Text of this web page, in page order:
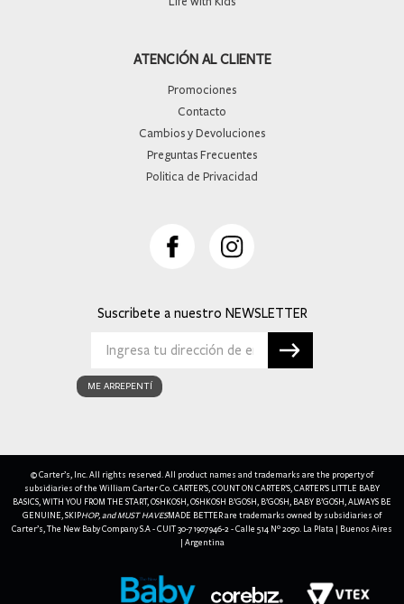
ATENCIÓN AL CLIENTE
Promociones
Contacto
Cambios y Devoluciones
Preguntas Frecuentes
Politica de Privacidad
Suscribete a nuestro
ME ARREPENTÍ
© Carter’s, Inc. All rights reserved. All product names and trademarks are the property of
subsidiaries of the William Carter Co. CARTER’S, COUNT ON CARTER’S, CARTER’S LITTLE BABY
BASICS, WITH YOU FROM THE START, OSHKOSH, OSHKOSH B’GOSH, B’GOSH, BABY B’GOSH, ALWAYS BE
GENUINE, SKIPHOP, and MUST HAVESMADE BETTER are trademarks owned by subsidiaries of
Carter’s, The New Baby Company S.A - CUIT 30-71907946-2 - Calle 514 Nº 2050. La Plata | Buenos Aires
| Argentina